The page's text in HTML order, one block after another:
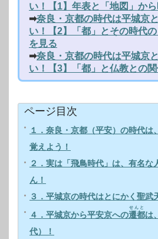
い！【1】年表と「地図」か
➡奈良・京都の時代は平城京
い！【2】「都」とその時代
を見る
➡奈良・京都の時代は平城京
い！【3】「都」と仏教との
ページ目次
１．奈良・京都（平安）の時代は
覚えよう！
２．実は「飛鳥時代」は、有名な
ん！
３．平城京の時代はとにかく聖武
４．平城京から平安京への遷都
せんと
は
代）！